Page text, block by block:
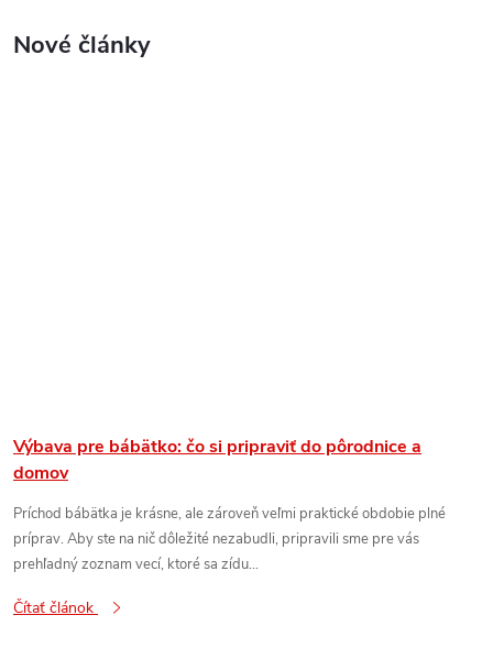
Nové články
Výbava pre bábätko: čo si pripraviť do pôrodnice a
domov
Príchod bábätka je krásne, ale zároveň veľmi praktické obdobie plné
príprav. Aby ste na nič dôležité nezabudli, pripravili sme pre vás
prehľadný zoznam vecí, ktoré sa zídu...
Čítať článok